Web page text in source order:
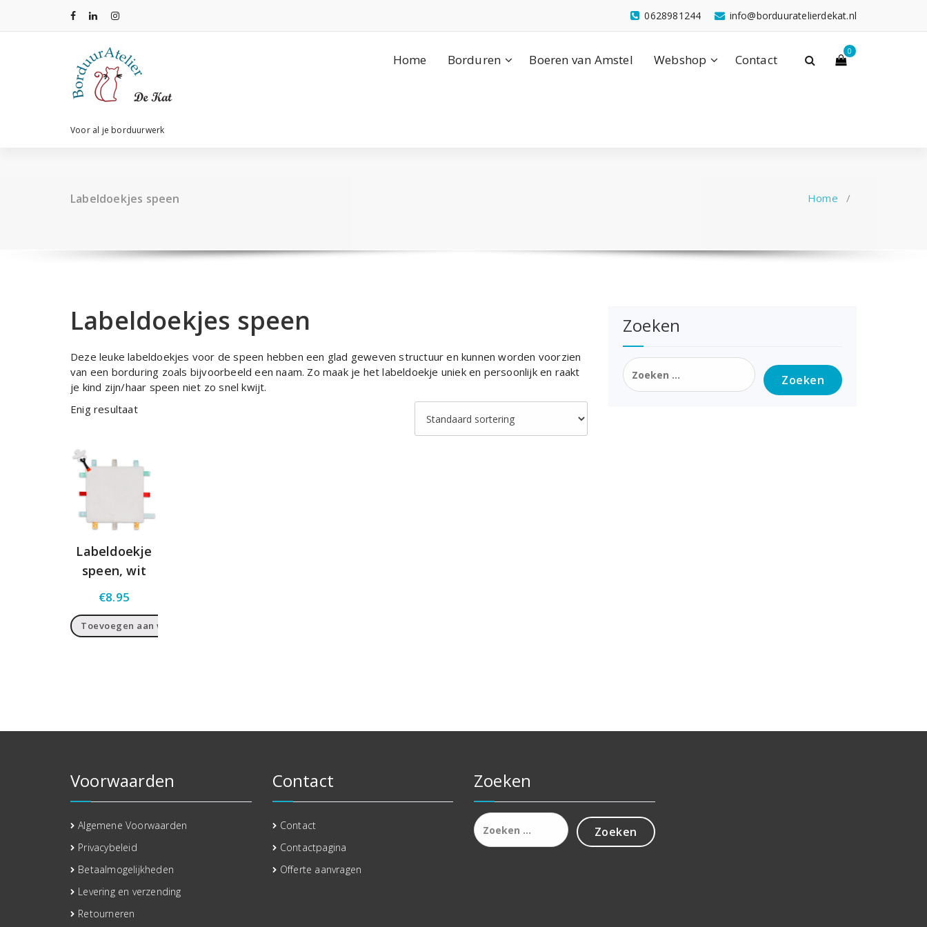
de
info@borduuratelierdekat.nl
0628981244
Voor al je borduurwerk
Home Borduren Boeren van Amstel Webshop Contact
0
Labeldoekjes speen Home /
Labeldoekjes speen
Deze leuke labeldoekjes voor de speen hebben een glad geweven structuur en kunnen worden voorzien
van een borduring zoals bijvoorbeeld een naam. Zo maak je het labeldoekje uniek en persoonlijk en raakt
je kind zijn/haar speen niet zo snel kwijt.
Enig resultaat
Labeldoekje
speen, wit
€8.95
Toevoegen aan winkelwagen
Zoeken
Zoeken
naar:
Voorwaarden
Algemene Voorwaarden
Privacybeleid
Betaalmogelijkheden
Levering en verzending
Retourneren
Contact
Contact
Contactpagina
Offerte aanvragen
Zoeken
Zoeken
naar: